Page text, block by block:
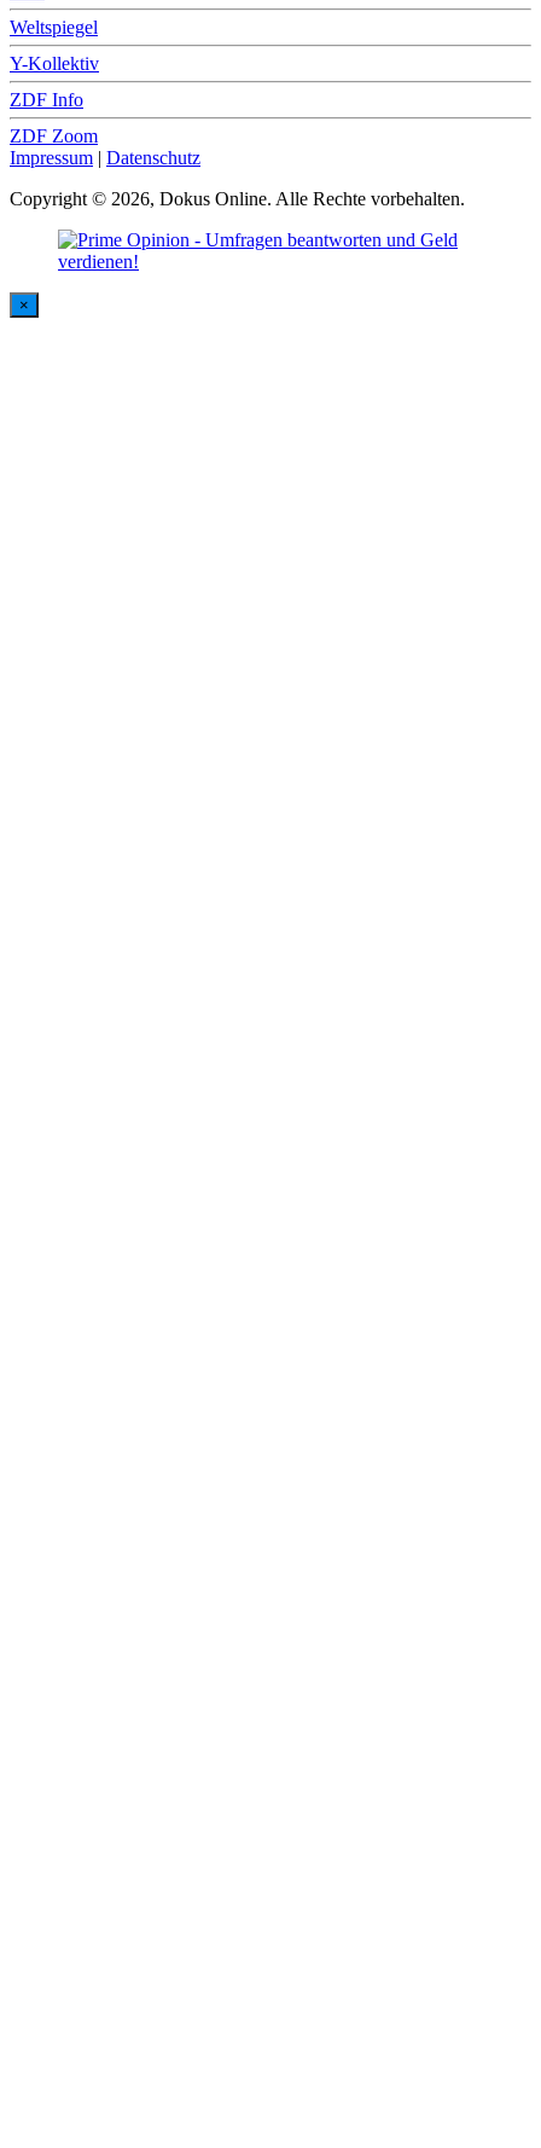
Weltspiegel
Y-Kollektiv
ZDF Info
ZDF Zoom
Impressum | Datenschutz
Copyright © 2026, Dokus Online. Alle Rechte vorbehalten.
×